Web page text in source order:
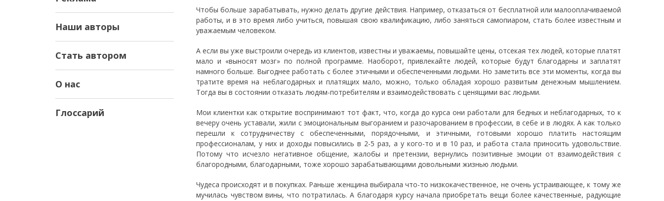
Наши авторы
Стать автором
О нас
Глоссарий
Чтобы больше зарабатывать, нужно делать другие действия. Например, отказаться от бесплатной или малооплачиваемой
работы, и в это время либо учиться, повышая свою квалификацию, либо заняться самопиаром, стать более известным и
уважаемым человеком.
А если вы уже выстроили очередь из клиентов, известны и уважаемы, повышайте цены, отсекая тех людей, которые платят
мало и «выносят мозг» по полной программе. Наоборот, привлекайте людей, которые будут благодарны и заплатят
намного больше. Выгоднее работать с более этичными и обеспеченными людьми. Но заметить все эти моменты, когда вы
тратите время на неблагодарных и платящих мало, можно, только обладая хорошо развитым денежным мышлением.
Тогда вы в состоянии отказать людям-потребителям и взаимодействовать с ценящими вас людьми.
Мои клиентки как открытие воспринимают тот факт, что, когда до курса они работали для бедных и неблагодарных, то к
вечеру очень уставали, жили с эмоциональным выгоранием и разочарованием в профессии, в себе и в людях. А как только
перешли к сотрудничеству с обеспеченными, порядочными, и этичными, готовыми хорошо платить настоящим
профессионалам, у них и доходы повысились в 2-5 раз, а у кого-то и в 10 раз, и работа стала приносить удовольствие.
Потому что исчезло негативное общение, жалобы и претензии, вернулись позитивные эмоции от взаимодействия с
благородными, благодарными, тоже хорошо зарабатывающими довольными жизнью людьми.
Чудеса происходят и в покупках. Раньше женщина выбирала что-то низкокачественное, не очень устраивающее, к тому же
мучилась чувством вины, что потратилась. А благодаря курсу начала приобретать вещи более качественные, радующие